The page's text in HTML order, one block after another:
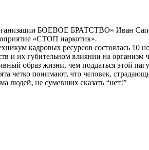
БОЕВОЕ БРАТСТВО» Иван
«СТОП наркотик».
кадровых ресурсов состоялась 10
и их губительном влиянии на
образ жизни, чем поддаться этой
четко понимают, что человек,
людей, не сумевших сказать “нет!”